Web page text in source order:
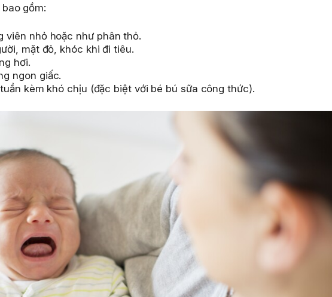
gồm:
viên nhỏ hoặc như phân thỏ.
mặt đỏ, khóc khi đi tiêu.
hơi.
ngon giấc.
kèm khó chịu (đặc biệt với bé bú sữa công thức).